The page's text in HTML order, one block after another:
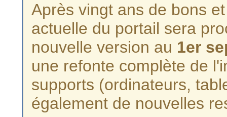
Après vingt ans de bons
actuelle du portail sera
nouvelle version au 1er
une refonte complète de
supports (ordinateurs,
également de nouvelles